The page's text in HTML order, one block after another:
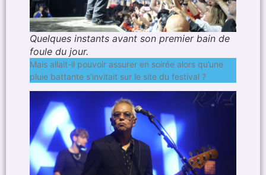
Quelques instants avant son premier bain de
foule du jour.
Mais allait-il pouvoir assurer en soirée alors qu’une
pluie battante s’invitait sur le site du festival ?